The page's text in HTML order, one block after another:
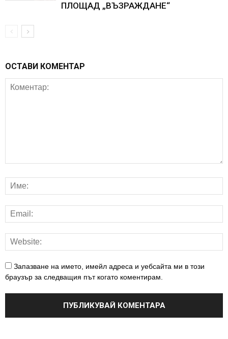
ПЛОЩАД „ВЪЗРАЖДАНЕ“
ОСТАВИ КОМЕНТАР
Запазване на името, имейл адреса и уебсайта ми в този
браузър за следващия път когато коментирам.